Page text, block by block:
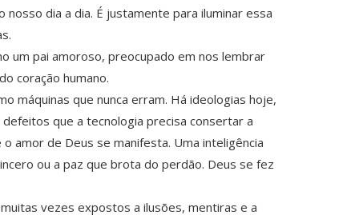
dia a dia. É justamente para iluminar essa
um pai amoroso, preocupado em nos lembrar
coração humano.
máquinas que nunca erram. Há ideologias hoje,
que a tecnologia precisa consertar a
amor de Deus se manifesta. Uma inteligência
ou a paz que brota do perdão. Deus se fez
vezes expostos a ilusões, mentiras e a